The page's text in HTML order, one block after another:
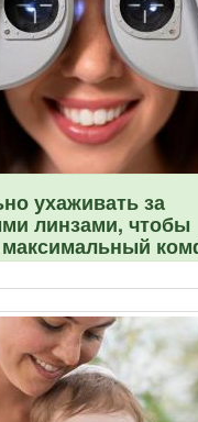
ухаживать за
линзами, чтобы
максимальный